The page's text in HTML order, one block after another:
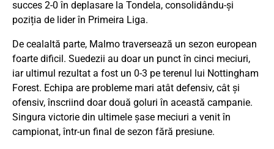
succes 2-0 în deplasare la Tondela, consolidându-și
poziția de lider în Primeira Liga.
De cealaltă parte, Malmo traversează un sezon european
foarte dificil. Suedezii au doar un punct în cinci meciuri,
iar ultimul rezultat a fost un 0-3 pe terenul lui Nottingham
Forest. Echipa are probleme mari atât defensiv, cât și
ofensiv, înscriind doar două goluri în această campanie.
Singura victorie din ultimele șase meciuri a venit în
campionat, într-un final de sezon fără presiune.